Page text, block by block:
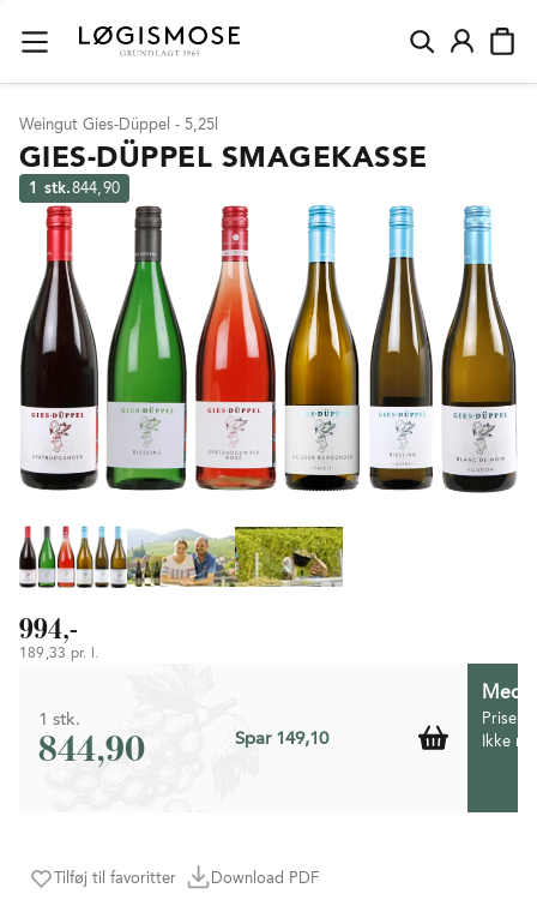
Tilføj til favoritter Download PDF
Weingut Gies-Düppel - 5,25l
GIES-DÜPPEL SMAGEKASSE
1 stk.844,90
994,-
189,33 pr. l.
1 stk.
844,90 Spar 149,10
Prisen
Ikke